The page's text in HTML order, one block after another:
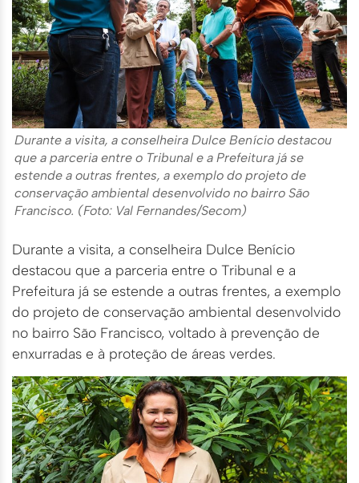
Durante a visita, a conselheira Dulce Benício destacou
que a parceria entre o Tribunal e a Prefeitura já se
estende a outras frentes, a exemplo do projeto de
conservação ambiental desenvolvido no bairro São
Francisco. (Foto: Val Fernandes/Secom)
Durante a visita, a conselheira Dulce Benício
destacou que a parceria entre o Tribunal e a
Prefeitura já se estende a outras frentes, a exemplo
do projeto de conservação ambiental desenvolvido
no bairro São Francisco, voltado à prevenção de
enxurradas e à proteção de áreas verdes.